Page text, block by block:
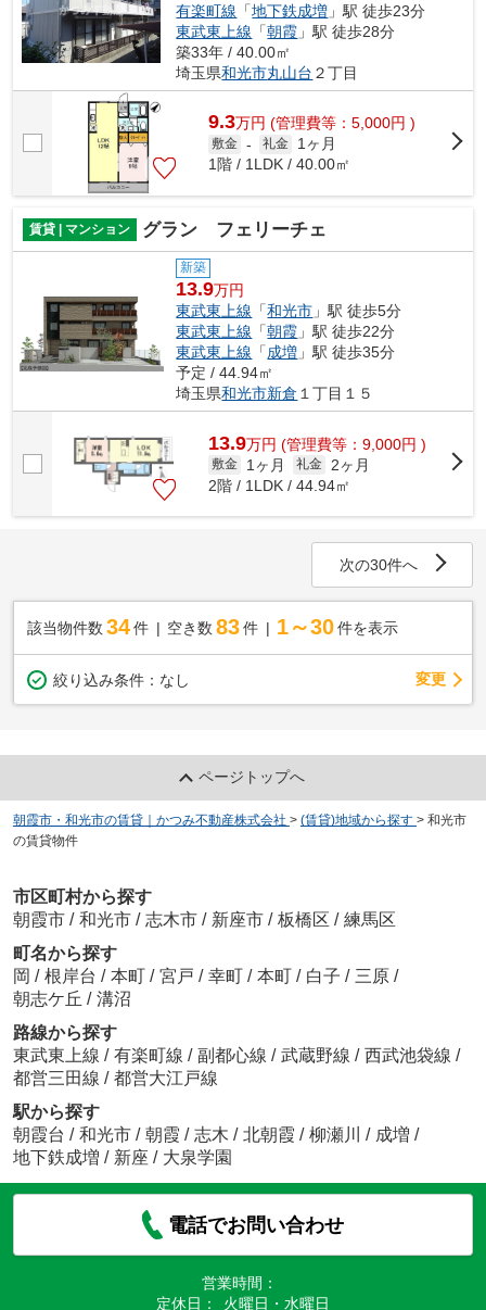
有楽町線 「地下鉄成増 」駅 徒歩23分
東武東上線 「朝霞 」駅 徒歩28分
築33年 / 40.00㎡
埼玉県和光市丸山台 ２丁目
9.3万円 (管理費等：5,000円 )
敷金 - 礼金
1ヶ月
1階 / 1LDK / 40.00㎡
賃貸 | マンション グラン フェリーチェ
新築
13.9万円
東武東上線 「和光市 」駅 徒歩5分
東武東上線 「朝霞 」駅 徒歩22分
東武東上線 「成増 」駅 徒歩35分
予定 / 44.94㎡
埼玉県和光市新倉 １丁目１５
13.9万円 (管理費等：9,000円 )
敷金 1ヶ月 礼金
2ヶ月
2階 / 1LDK / 44.94㎡
次の30件へ
該当物件数 34件 空き数 83 件 1～30 件を表示
絞り込み条件： なし 変更
ページトップへ
朝霞市・和光市の賃貸｜かつみ不動産株式会社 > (賃貸)地域から探す > 和光市
の賃貸物件
市区町村から探す
朝霞市 / 和光市 / 志木市 / 新座市 / 板橋区 / 練馬区
町名から探す
岡 / 根岸台 / 本町 / 宮戸 / 幸町 / 本町 / 白子 / 三原 /
朝志ケ丘 / 溝沼
路線から探す
東武東上線 / 有楽町線 / 副都心線 / 武蔵野線 / 西武池袋線 /
都営三田線 / 都営大江戸線
駅から探す
朝霞台 / 和光市 / 朝霞 / 志木 / 北朝霞 / 柳瀬川 / 成増 /
地下鉄成増 / 新座 / 大泉学園
電話でお問い合わせ
営業時間：
定休日：
火曜日・水曜日